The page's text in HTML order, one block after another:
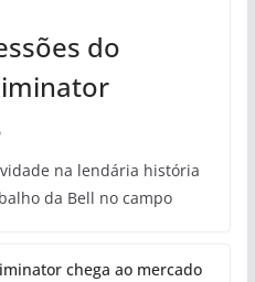
do
na lendária história
da Bell no campo
chega ao mercado